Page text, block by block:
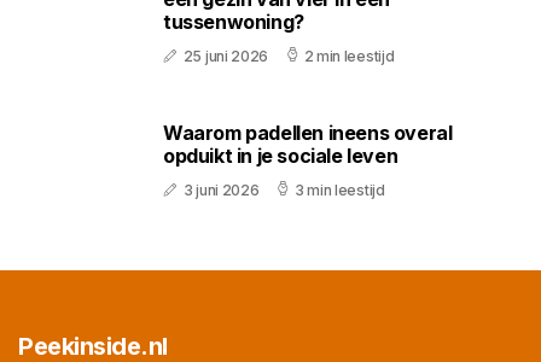
tussenwoning?
25 juni 2026 2 min leestijd
Waarom padellen ineens overal
opduikt in je sociale leven
3 juni 2026 3 min leestijd
Peekinside.nl